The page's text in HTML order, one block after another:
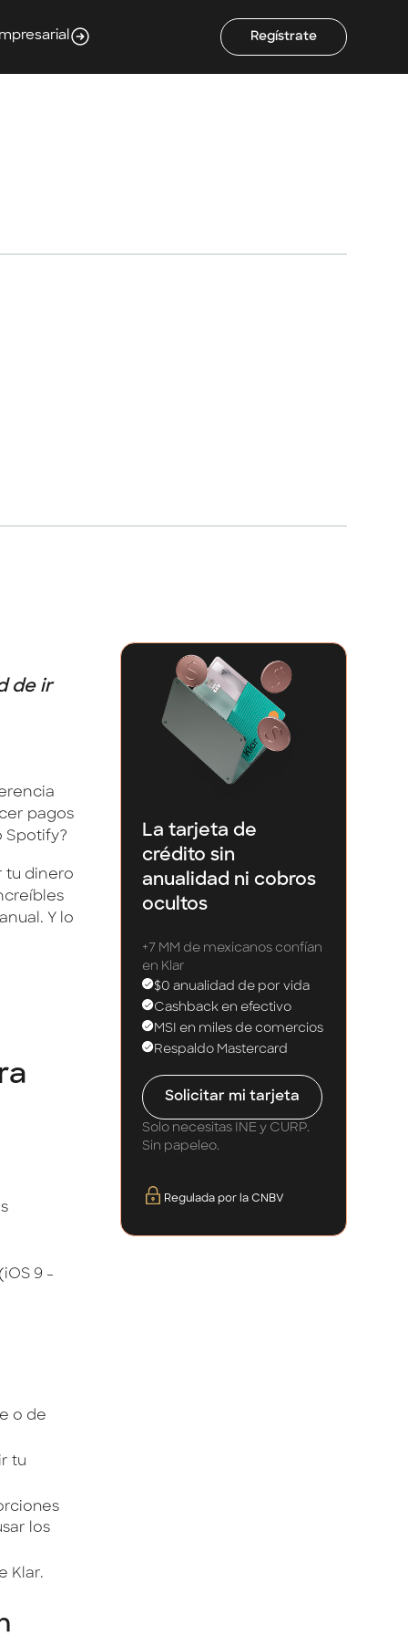
Regístrate
de ir
pagos
Spotify?
tu dinero
Y lo
9 -
o de
tu
los
Klar.
La tarjeta de
crédito sin
anualidad ni cobros
ocultos
+7 MM de mexicanos confían
en Klar
$0 anualidad de por vida
Cashback en efectivo
MSI en miles de comercios
Respaldo Mastercard
Solicitar mi tarjeta
Solo necesitas INE y CURP.
Sin papeleo.
Regulada por la CNBV